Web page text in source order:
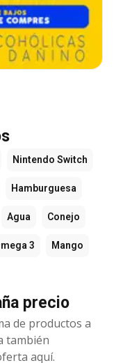
Nintendo Switch
Hamburguesa
Agua Conejo
3 Mango
precio
de productos a
también
aquí.